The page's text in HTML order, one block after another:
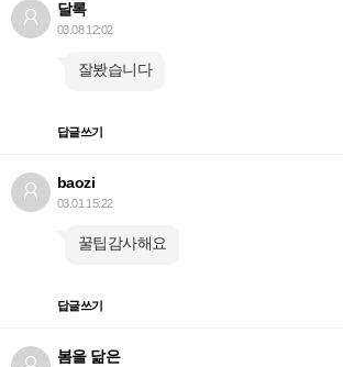
달록
03.08 12:02
잘봤습니다
답글쓰기
baozi
03.01 15:22
꿀팁감사해요
답글쓰기
봄을 닮은